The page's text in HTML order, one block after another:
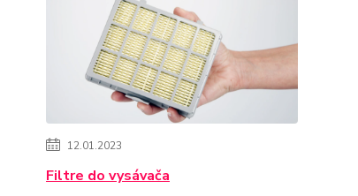
12.01.2023
Filtre do vysávača